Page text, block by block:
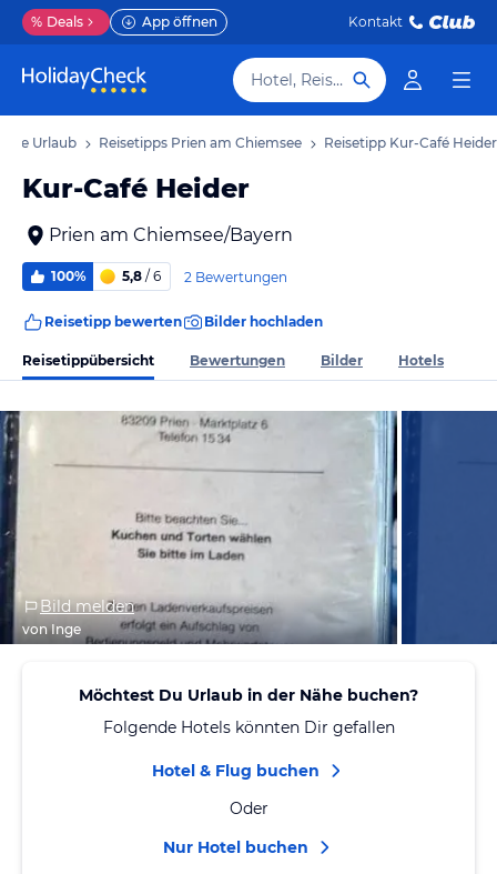
% Deals App öffnen Kontakt
Hotel, Reiseziel
Urlaub Reisetipps Prien am Chiemsee Reisetipp Kur-Café Heider
Kur-Café Heider
Prien am Chiemsee/Bayern
100% 5,8 / 6 2 Bewertungen
Reisetipp bewerten Bilder hochladen
Reisetippübersicht Bewertungen Bilder Hotels
Bild melden
von Inge
Möchtest Du Urlaub in der Nähe buchen?
Folgende Hotels könnten Dir gefallen
Hotel & Flug buchen
Oder
Nur Hotel buchen